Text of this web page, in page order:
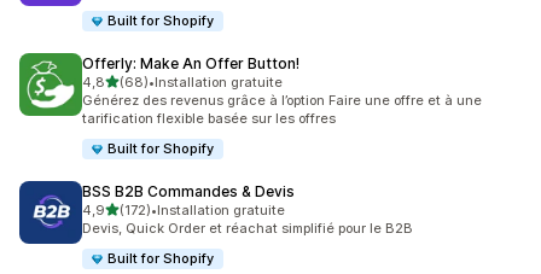
Built for Shopify
Offerly: Make An Offer Button!
4,8étoile(s) sur 5
(68)
68 avis au total
•Installation gratuite
Générez des revenus grâce à l’option Faire une offre et à une
tarification flexible basée sur les offres
Built for Shopify
BSS B2B Commandes & Devis
4,9étoile(s) sur 5
(172)
172 avis au total
•Installation gratuite
Devis, Quick Order et réachat simplifié pour le B2B
Built for Shopify